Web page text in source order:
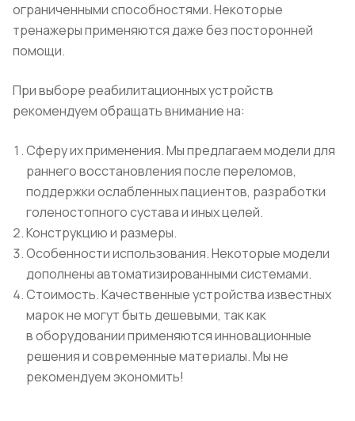
ограниченными способностями. Некоторые
тренажеры применяются даже без посторонней
помощи.
При выборе реабилитационных устройств
рекомендуем обращать внимание на:
Сферу их применения. Мы предлагаем модели для
раннего восстановления после переломов,
поддержки ослабленных пациентов, разработки
голеностопного сустава и иных целей.
Конструкцию и размеры.
Особенности использования. Некоторые модели
дополнены автоматизированными системами.
Стоимость. Качественные устройства известных
марок не могут быть дешевыми, так как
в оборудовании применяются инновационные
решения и современные материалы. Мы не
рекомендуем экономить!